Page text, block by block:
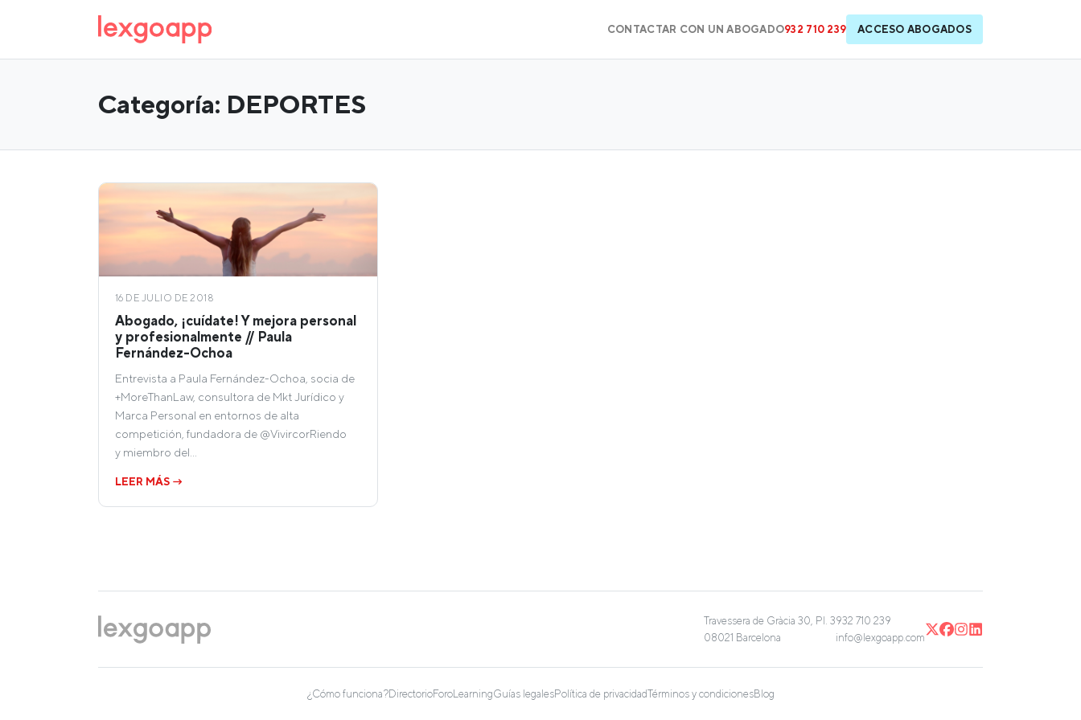
CONTACTAR CON UN ABOGADO932 710 239 ACCESO ABOGADOS
Categoría: DEPORTES
16 DE JULIO DE 2018
Abogado, ¡cuídate! Y mejora personal
y profesionalmente // Paula
Fernández-Ochoa
Entrevista a Paula Fernández-Ochoa, socia de
+MoreThanLaw, consultora de Mkt Jurídico y
Marca Personal en entornos de alta
competición, fundadora de @VivircorRiendo
y miembro del…
LEER MÁS →
Travessera de Gràcia 30, Pl. 3
08021 Barcelona
932 710 239
info@lexgoapp.com
¿Cómo funciona?DirectorioForoLearningGuías legalesPolítica de privacidadTérminos y condicionesBlog